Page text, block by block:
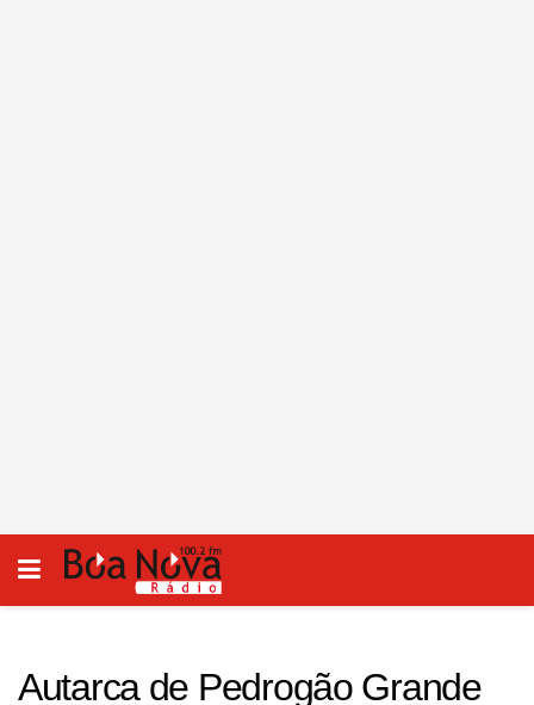
Autarca de Pedrogão Grande